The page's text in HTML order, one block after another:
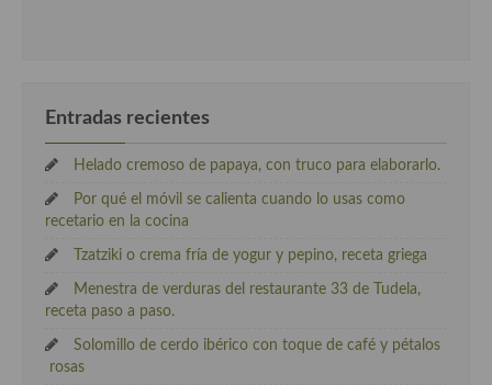
Entradas recientes
Helado cremoso de papaya, con truco para elaborarlo.
Por qué el móvil se calienta cuando lo usas como
recetario en la cocina
Tzatziki o crema fría de yogur y pepino, receta griega
Menestra de verduras del restaurante 33 de Tudela,
receta paso a paso.
Solomillo de cerdo ibérico con toque de café y pétalos
rosas